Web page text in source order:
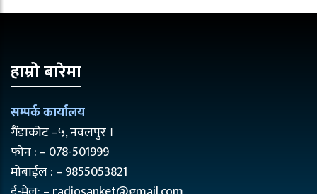
हाम्रो बारेमा
सम्पर्क कार्यालय
गैंडाकोट –५, नवलपुर ।
फोन : – 078-501999
मोबाईल : – 9855053821